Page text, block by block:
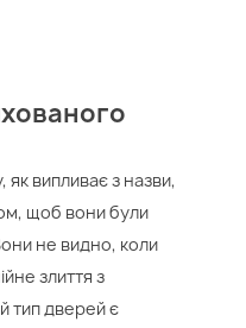
випливає з назви,
щоб вони були
не видно, коли
злиття з
тип дверей є